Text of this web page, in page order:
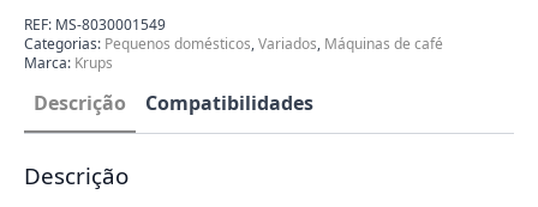
Krups
MS-
8030001549
REF: MS-8030001549
Categorias: Pequenos domésticos,Variados, Máquinas de café
Marca: Krups
Descrição Compatibilidades
Descrição